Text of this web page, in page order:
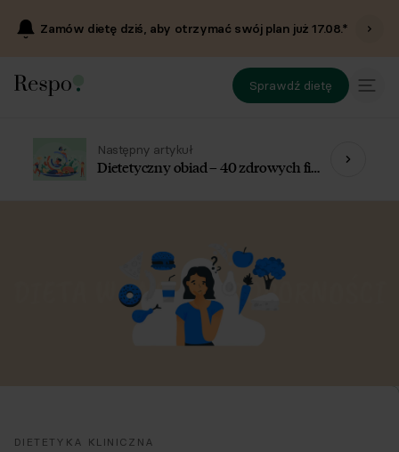
Zamów dietę dziś, aby otrzymać swój plan już17.08.*
Sprawdź dietę
Następny artykuł
Dietetyczny obiad – 40 zdrowych fit
DIETETYKA KLINICZNA